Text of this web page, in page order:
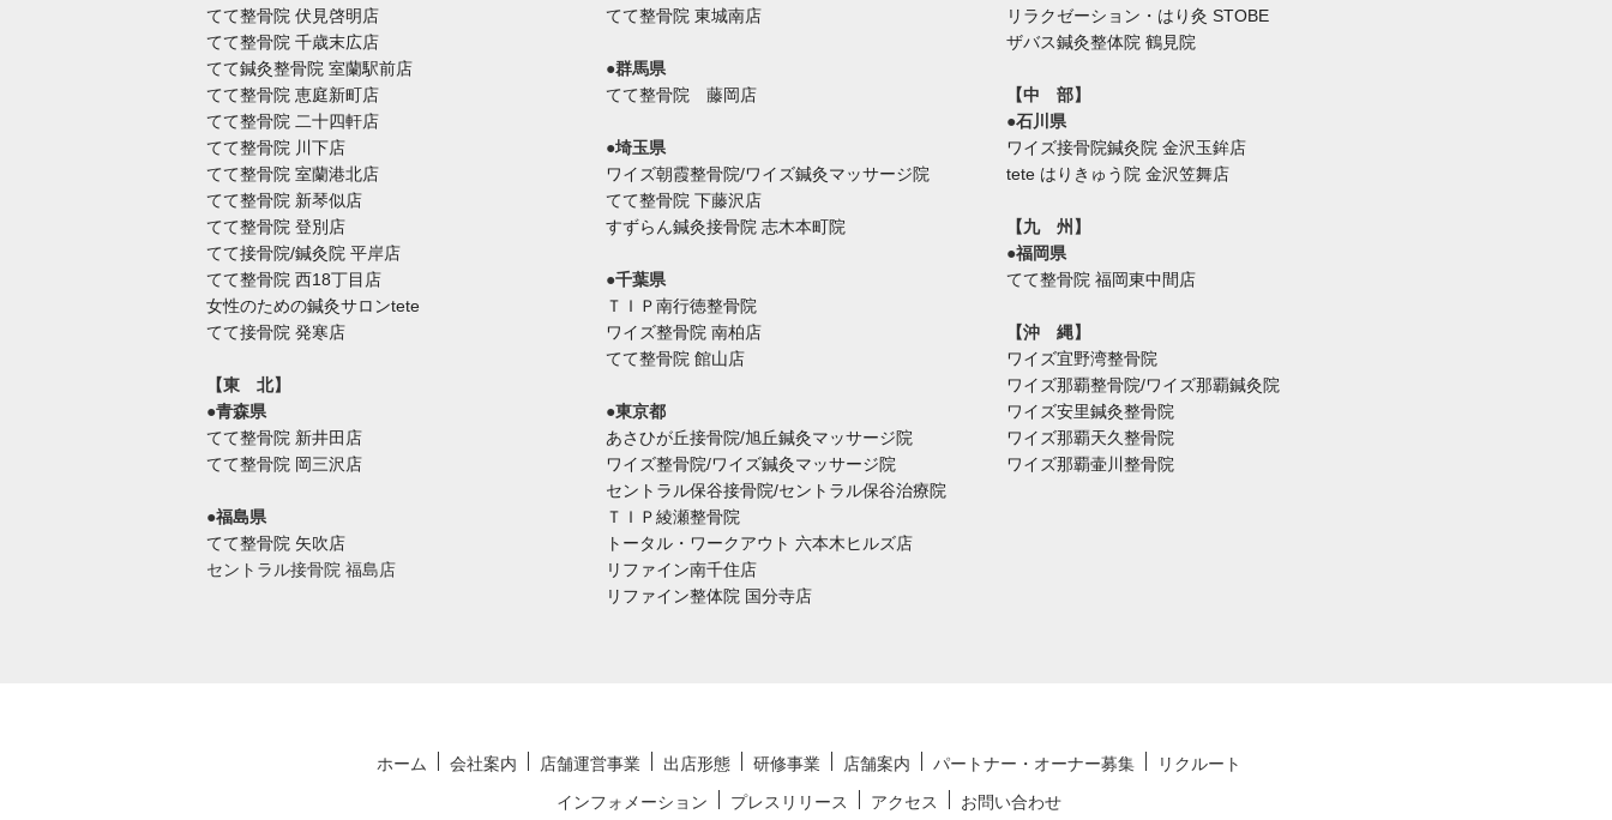
てて整骨院 伏見啓明店
てて整骨院 千歳末広店
てて鍼灸整骨院 室蘭駅前店
てて整骨院 恵庭新町店
てて整骨院 二十四軒店
てて整骨院 川下店
てて整骨院 室蘭港北店
てて整骨院 新琴似店
てて整骨院 登別店
てて接骨院/鍼灸院 平岸店
てて整骨院 西18丁目店
女性のための鍼灸サロンtete
てて接骨院 発寒店
【東 北】
●青森県
てて整骨院 新井田店
てて整骨院 岡三沢店
●福島県
てて整骨院 矢吹店
セントラル接骨院 福島店
てて整骨院 東城南店
●群馬県
てて整骨院 藤岡店
●埼玉県
ワイズ朝霞整骨院/ワイズ鍼灸マッサージ院
てて整骨院 下藤沢店
すずらん鍼灸接骨院 志木本町院
●千葉県
ＴＩＰ南行徳整骨院
ワイズ整骨院 南柏店
てて整骨院 館山店
●東京都
あさひが丘接骨院/旭丘鍼灸マッサージ院
ワイズ整骨院/ワイズ鍼灸マッサージ院
セントラル保谷接骨院/セントラル保谷治療院
ＴＩＰ綾瀬整骨院
トータル・ワークアウト 六本木ヒルズ店
リファイン南千住店
リファイン整体院 国分寺店
リラクゼーション・はり灸 STOBE
ザバス鍼灸整体院 鶴見院
【中 部】
●石川県
ワイズ接骨院鍼灸院 金沢玉鉾店
tete はりきゅう院 金沢笠舞店
【九 州】
●福岡県
てて整骨院 福岡東中間店
【沖 縄】
ワイズ宜野湾整骨院
ワイズ那覇整骨院/ワイズ那覇鍼灸院
ワイズ安里鍼灸整骨院
ワイズ那覇天久整骨院
ワイズ那覇壷川整骨院
ホーム 会社案内 店舗運営事業 出店形態 研修事業 店舗案内 パートナー・オーナー募集
リクルート
インフォメーション
プレスリリース アクセス お問い合わせ